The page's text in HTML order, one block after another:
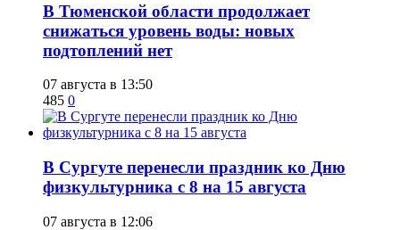
​В Тюменской области продолжает
снижаться уровень воды: новых
подтоплений нет
07 августа в 13:50
485 0
​В Сургуте перенесли праздник ко Дню
физкультурника с 8 на 15 августа
07 августа в 12:06